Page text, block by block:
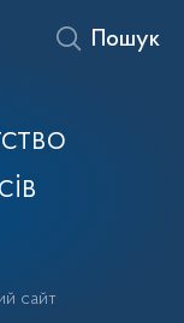
сайт
Пошук